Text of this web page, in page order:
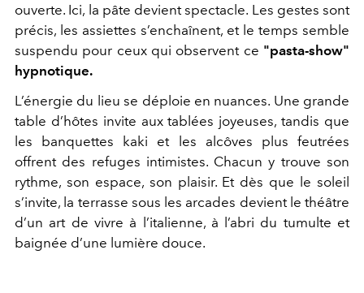
ouverte. Ici, la pâte devient spectacle. Les gestes sont
précis, les assiettes s’enchaînent, et le temps semble
suspendu pour ceux qui observent ce "pasta-show"
hypnotique.
L’énergie du lieu se déploie en nuances. Une grande
table d’hôtes invite aux tablées joyeuses, tandis que
les banquettes kaki et les alcôves plus feutrées
offrent des refuges intimistes. Chacun y trouve son
rythme, son espace, son plaisir. Et dès que le soleil
s’invite, la terrasse sous les arcades devient le théâtre
d’un art de vivre à l’italienne, à l’abri du tumulte et
baignée d’une lumière douce.